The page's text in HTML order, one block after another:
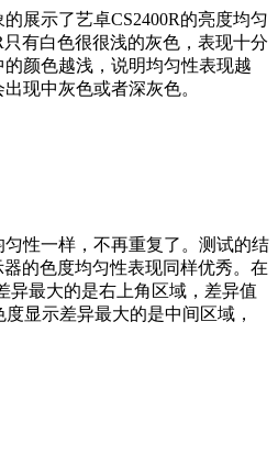
展示了艺卓CS2400R的亮度均匀
有白色很很浅的灰色，表现十分
颜色越浅，说明均匀性表现越
现中灰色或者深灰色。
性一样，不再重复了。测试的结
的色度均匀性表现同样优秀。在
异最大的是右上角区域，差异值
显示差异最大的是中间区域，